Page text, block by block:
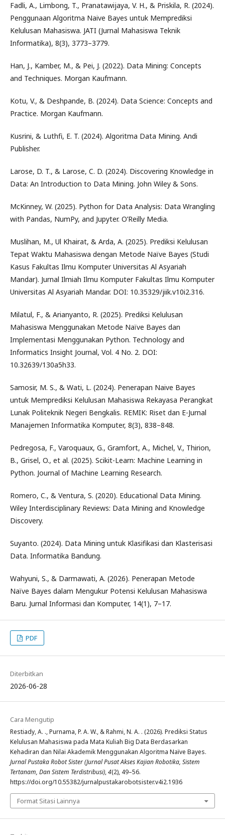
Fadli, A., Limbong, T., Pranatawijaya, V. H., & Priskila, R. (2024).
Penggunaan Algoritma Naive Bayes untuk Memprediksi
Kelulusan Mahasiswa. JATI (Jurnal Mahasiswa Teknik
Informatika), 8(3), 3773–3779.
Han, J., Kamber, M., & Pei, J. (2022). Data Mining: Concepts
and Techniques. Morgan Kaufmann.
Kotu, V., & Deshpande, B. (2024). Data Science: Concepts and
Practice. Morgan Kaufmann.
Kusrini, & Luthfi, E. T. (2024). Algoritma Data Mining. Andi
Publisher.
Larose, D. T., & Larose, C. D. (2024). Discovering Knowledge in
Data: An Introduction to Data Mining. John Wiley & Sons.
McKinney, W. (2025). Python for Data Analysis: Data Wrangling
with Pandas, NumPy, and Jupyter. O’Reilly Media.
Muslihan, M., Ul Khairat, & Arda, A. (2025). Prediksi Kelulusan
Tepat Waktu Mahasiswa dengan Metode Naïve Bayes (Studi
Kasus Fakultas Ilmu Komputer Universitas Al Asyariah
Mandar). Jurnal Ilmiah Ilmu Komputer Fakultas Ilmu Komputer
Universitas Al Asyariah Mandar. DOI: 10.35329/jiik.v10i2.316.
Milatul, F., & Arianyanto, R. (2025). Prediksi Kelulusan
Mahasiswa Menggunakan Metode Naïve Bayes dan
Implementasi Menggunakan Python. Technology and
Informatics Insight Journal, Vol. 4 No. 2. DOI:
10.32639/130a5h33.
Samosir, M. S., & Wati, L. (2024). Penerapan Naive Bayes
untuk Memprediksi Kelulusan Mahasiswa Rekayasa Perangkat
Lunak Politeknik Negeri Bengkalis. REMIK: Riset dan E-Jurnal
Manajemen Informatika Komputer, 8(3), 838–848.
Pedregosa, F., Varoquaux, G., Gramfort, A., Michel, V., Thirion,
B., Grisel, O., et al. (2025). Scikit-Learn: Machine Learning in
Python. Journal of Machine Learning Research.
Romero, C., & Ventura, S. (2020). Educational Data Mining.
Wiley Interdisciplinary Reviews: Data Mining and Knowledge
Discovery.
Suyanto. (2024). Data Mining untuk Klasifikasi dan Klasterisasi
Data. Informatika Bandung.
Wahyuni, S., & Darmawati, A. (2026). Penerapan Metode
Naïve Bayes dalam Mengukur Potensi Kelulusan Mahasiswa
Baru. Jurnal Informasi dan Komputer, 14(1), 7–17.
PDF
Diterbitkan
2026-06-28
Cara Mengutip
Restiady, A. ., Purnama, P. A. W., & Rahmi, N. A. . (2026). Prediksi Status
Kelulusan Mahasiswa pada Mata Kuliah Big Data Berdasarkan
Kehadiran dan Nilai Akademik Menggunakan Algoritma Naïve Bayes.
Jurnal Pustaka Robot Sister (Jurnal Pusat Akses Kajian Robotika, Sistem
Tertanam, Dan Sistem Terdistribusi),4(2), 49–56.
https://doi.org/10.55382/jurnalpustakarobotsister.v4i2.1936
Format Sitasi Lainnya